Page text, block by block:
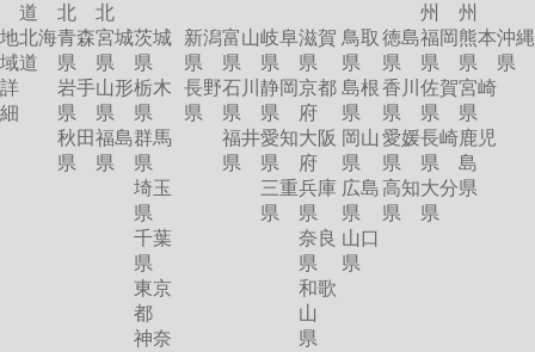
道
北
北
州
州
地
域
詳
細
北海
道
青森
県
岩手
県
秋田
県
宮城
県
山形
県
福島
県
茨城
県
栃木
県
群馬
県
埼玉
県
千葉
県
東京
都
神奈
新潟
県
長野
県
富山
県
石川
県
福井
県
岐阜
県
静岡
県
愛知
県
三重
県
滋賀
県
京都
府
大阪
府
兵庫
県
奈良
県
和歌
山
県
鳥取
県
島根
県
岡山
県
広島
県
山口
県
徳島
県
香川
県
愛媛
県
高知
県
福岡
県
佐賀
県
長崎
県
大分
県
熊本
県
宮崎
県
鹿児
島
県
沖縄
県